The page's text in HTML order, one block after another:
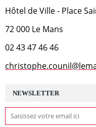
NEWSLETTER
Hôtel de Ville - Place
72 000 Le Mans
02 43 47 46 46